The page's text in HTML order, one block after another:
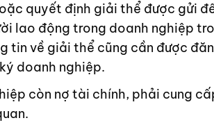
quyết định giải thể được gửi
lao động trong doanh nghiệp
tin về giải thể cũng cần được
doanh nghiệp.
còn nợ tài chính, phải cung